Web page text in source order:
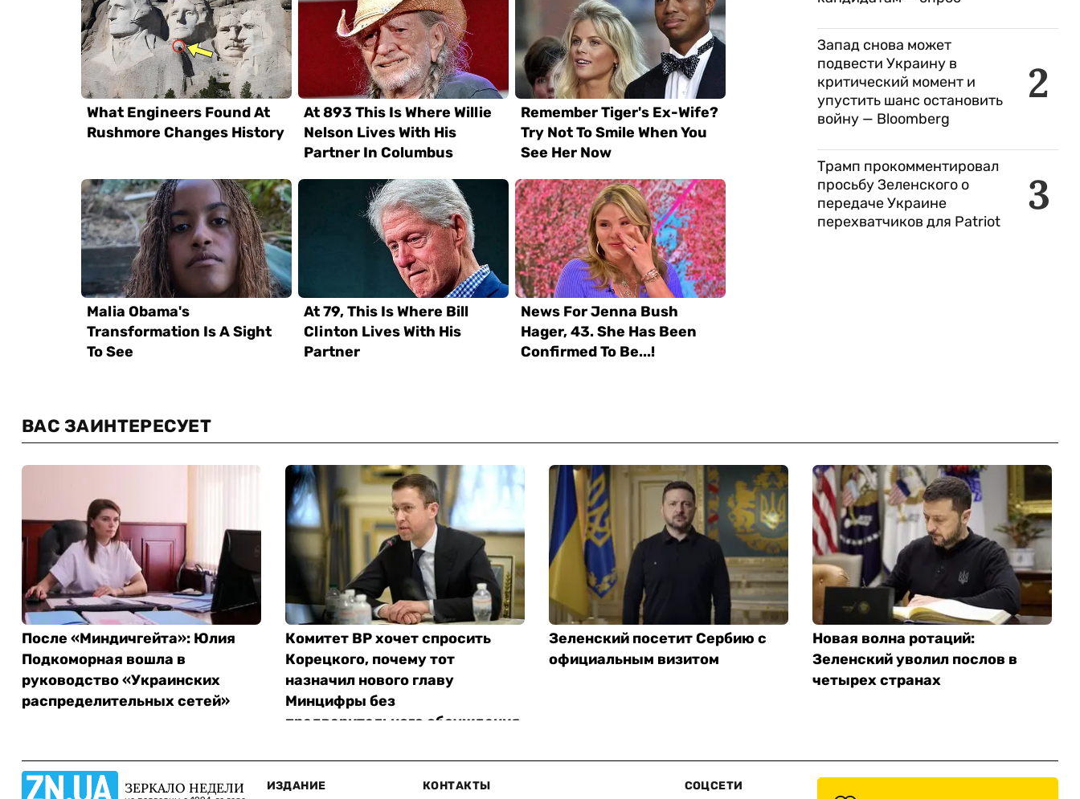
2
Запад снова может
подвести Украину в
критический момент и
упустить шанс остановить
войну — Bloomberg
3
Трамп прокомментировал
просьбу Зеленского о
передаче Украине
перехватчиков для Patriot
ВАС ЗАИНТЕРЕСУЕТ
После «Миндичгейта»: Юлия
Подкоморная вошла в
руководство «Украинских
распределительных сетей»
Комитет ВР хочет спросить
Корецкого, почему тот
назначил нового главу
Минцифры без
предварительного обсуждения
Зеленский посетит Сербию с
официальным визитом
Новая волна ротаций:
Зеленский уволил послов в
четырех странах
ЗЕРКАЛО НЕДЕЛИ ИЗДАНИЕ КОНТАКТЫ СОЦСЕТИ